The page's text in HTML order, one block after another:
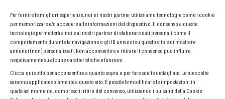
Per fornire le migliori esperienze, noi e i nostri partner utilizziamo tecnologie come i cookie
per memorizzare e/o accedere alle informazioni del dispositivo. Il consenso a queste
tecnologie permetterà a noi e ai nostri partner di elaborare dati personali come il
comportamento durante la navigazione o gli ID univoci su questo sito e di mostrare
annunci (non) personalizzati. Non acconsentire o ritirare il consenso può influire
negativamente su alcune caratteristiche e funzioni.
Clicca qui sotto per acconsentire a quanto sopra o per fare scelte dettagliate. Le tue scelte
saranno applicate solamente a questo sito. È possibile modificare le impostazioni in
qualsiasi momento, compreso il ritiro del consenso, utilizzando i pulsanti della Cookie
Specifiche:
Marca:HP
Velocità:10 Gbps